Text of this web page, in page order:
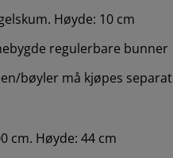
Høyde: 10 cm
regulerbare bunner
bøyler må kjøpes separat
cm. Høyde: 44 cm